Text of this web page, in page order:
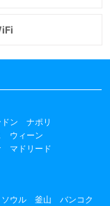
ン
ナポリ
ウィーン
マドリード
ソウル 釜山
バンコク